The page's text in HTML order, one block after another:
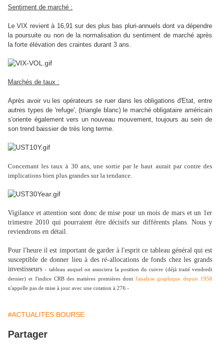
Sentiment de marché :
Le VIX revient à 16,91 sur des plus bas pluri-annuels dont va dépendre
la poursuite ou non de la normalisation du sentiment de marché après
la forte élévation des craintes durant 3 ans.
Marchés de taux :
Après avoir vu les opérateurs se ruer dans les obligations d'Etat, entre
autres types de 'refuge', (triangle blanc) le marché obligataire américain
s'oriente également vers un nouveau mouvement, toujours au sein de
son trend baissier de très long terme.
Concernant les taux à 30 ans, une sortie par le haut aurait par contre des
implications bien plus grandes sur la tendance.
Vigilance et attention sont donc de mise pour un mois de mars et un 1er
trimestre 2010 qui pourraient être décisifs sur différents plans. Nous y
reviendrons en détail.
Pour l'heure il est important de garder à l'esprit ce tableau général qui est
susceptible de donner lieu à des ré-allocations de fonds chez les grands
investisseurs- tableau auquel on associera la position du cuivre (déjà traité vendredi
dernier) et l'indice CRB des matières premières dontl'analyse graphique depuis 1958
n'appelle pas de mise à jour avec une cotation à 276 -
#ACTUALITES BOURSE
Partager